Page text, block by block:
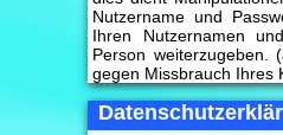
Nutzername und
Ihren Nutzernamen
Person weiterzugeben.
gegen Missbrauch Ihres